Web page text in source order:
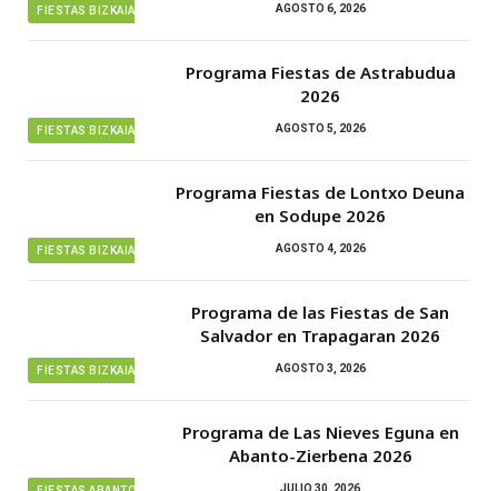
FIESTAS BIZKAIA AGOSTO 6, 2026
FIESTAS BIZKAIA
Programa Fiestas de Astrabudua
2026
AGOSTO 5, 2026
FIESTAS BIZKAIA
Programa Fiestas de Lontxo Deuna
en Sodupe 2026
AGOSTO 4, 2026
FIESTAS BIZKAIA
Programa de las Fiestas de San
Salvador en Trapagaran 2026
AGOSTO 3, 2026
Programa de Las Nieves Eguna en
Abanto-Zierbena 2026
JULIO 30, 2026